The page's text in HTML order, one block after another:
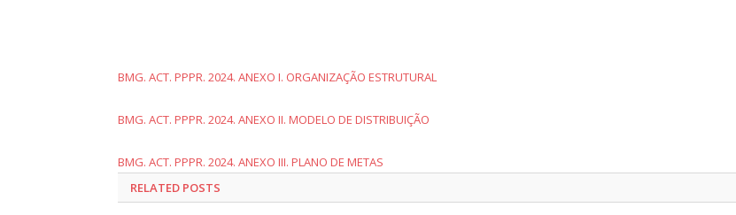
BMG. ACT. PPPR. 2024. ANEXO I. ORGANIZAÇÃO ESTRUTURAL
BMG. ACT. PPPR. 2024. ANEXO II. MODELO DE DISTRIBUIÇÃO
BMG. ACT. PPPR. 2024. ANEXO III. PLANO DE METAS
RELATED POSTS